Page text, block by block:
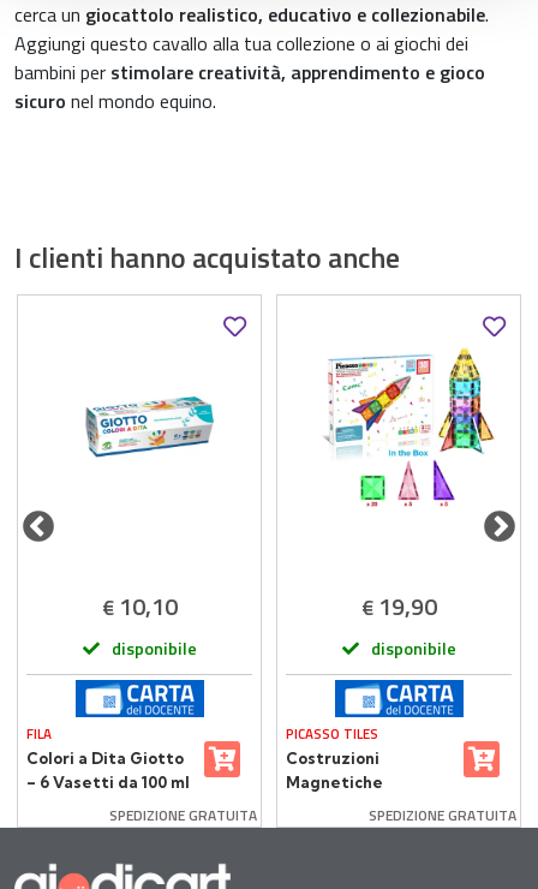
cerca un giocattolo realistico, educativo e collezionabile.
Aggiungi questo cavallo alla tua collezione o ai giochi dei
bambini per stimolare creatività, apprendimento e gioco
sicuro nel mondo equino.
I clienti hanno acquistato anche
€ 10,10
disponibile
FILA
Colori a Dita Giotto
– 6 Vasetti da 100 ml
SPEDIZIONE GRATUITA
€ 19,90
disponibile
PICASSO TILES
Costruzioni
Magnetiche
Tiles 30 Piastrelle
SPEDIZIONE GRATUITA